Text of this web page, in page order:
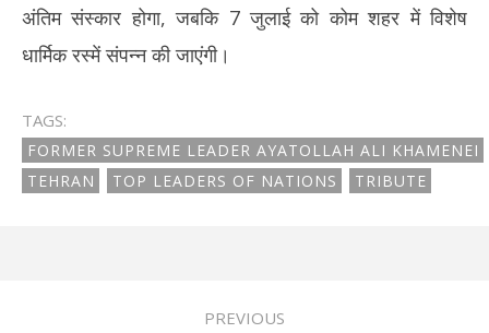
अंतिम संस्कार होगा, जबकि 7 जुलाई को कोम शहर में विशेष
धार्मिक रस्में संपन्न की जाएंगी।
TAGS:
FORMER SUPREME LEADER AYATOLLAH ALI KHAMENEI
TEHRAN
TOP LEADERS OF NATIONS TRIBUTE
PREVIOUS